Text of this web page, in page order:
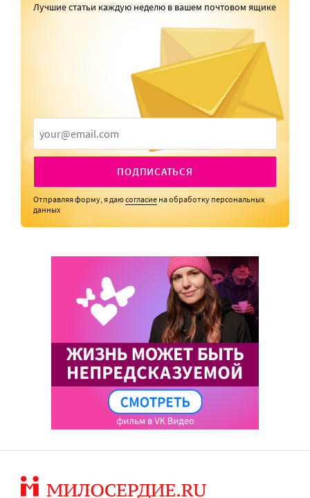
Лучшие статьи каждую неделю в вашем почтовом ящике
ПОДПИСАТЬСЯ
Отправляя форму, я даюсогласие на обработку персональных
данных